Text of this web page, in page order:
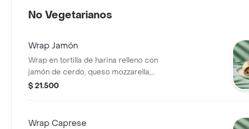
No Vegetarianos
Wrap Jamón
Wrap en tortilla de harina relleno con
jamón de cerdo, queso mozzarella,
lechuga, tomate y alioli.
$ 21.500
Wrap Caprese